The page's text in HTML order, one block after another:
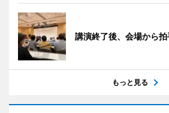
講演終了後、会場から
もっと見る